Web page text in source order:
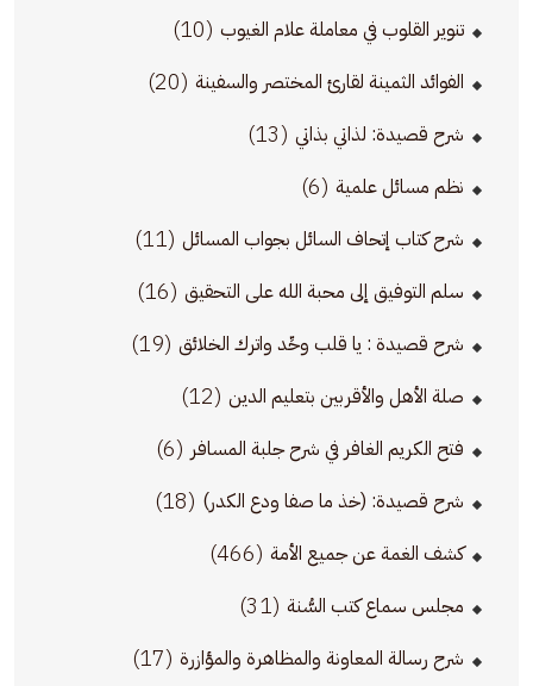
تنوير القلوب في معاملة علام الغيوب (10)
الفوائد الثمينة لقارئ المختصر والسفينة (20)
شرح قصيدة: لذاتي بذاتي (13)
نظم مسائل علمية (6)
شرح كتاب إتحاف السائل بجواب المسائل (11)
سلم التوفيق إلى محبة الله على التحقيق (16)
شرح قصيدة : يا قلب وحِّد واترك الخلائق (19)
صلة الأهل والأقربين بتعليم الدين (12)
فتح الكريم الغافر في شرح جلبة المسافر (6)
شرح قصيدة: (خذ ما صفا ودع الكدر) (18)
كشف الغمة عن جميع الأمة (466)
مجلس سماع كتب السُّنة (31)
شرح رسالة المعاونة والمظاهرة والمؤازرة (17)